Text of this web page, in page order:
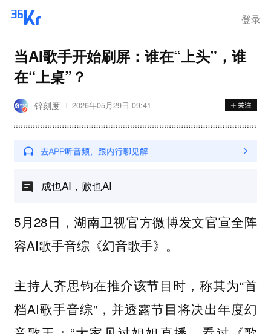
登录
当AI歌手开始刷屏：谁在“上头”，谁
在“上桌”？
锌刻度 2026年05月29日 09:41
成也AI，败也AI
5月28日，湖南卫视官方微博发文官宣全阵
容AI歌手音综《幻音歌手》。
主持人齐思钧在推介该节目时，称其为“首
档AI歌手音综”，并透露节目将决出年度幻